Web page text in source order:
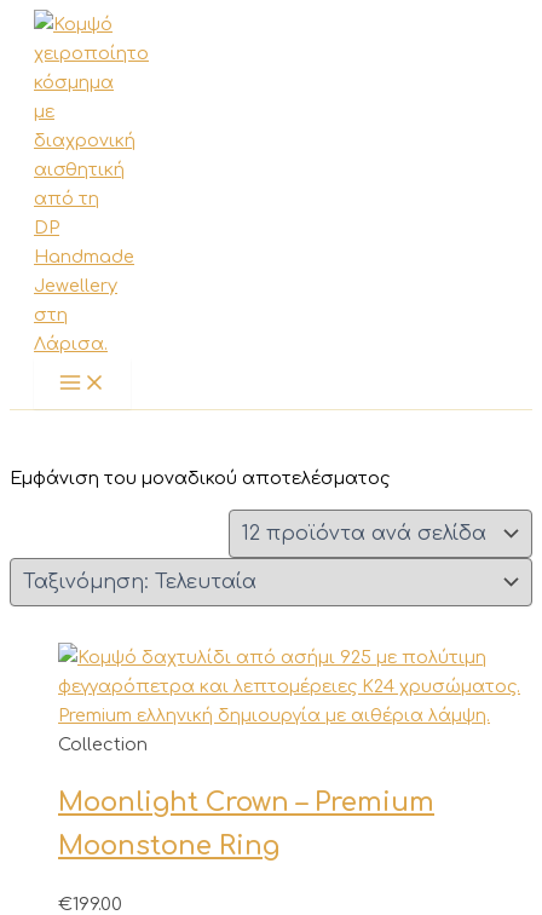
Μετάβαση
στο
περιεχόμενο
Εμφάνιση του μοναδικού αποτελέσματος
Collection
Moonlight Crown – Premium
Moonstone Ring
€199.00